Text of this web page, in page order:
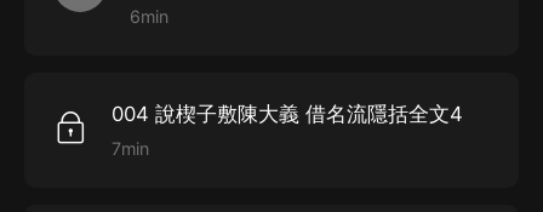
6min
004 說楔子敷陳大義 借名流隱括全文4
7min